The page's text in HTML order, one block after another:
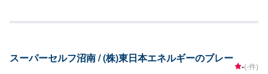
シリンダーOH(リア左右)：¥17,270~ブレーキ調整：¥6,050~
スーパーセルフ沼南 / (株)東日本エネルギーのブレー
-(-件)